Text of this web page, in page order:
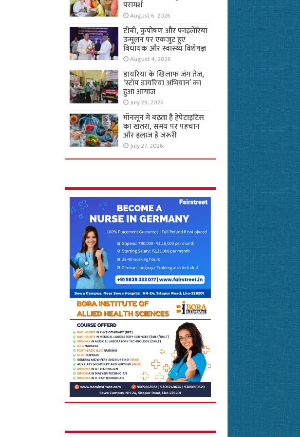
परामर्श
August 6, 2026
टीबी, कुपोषण और फाइलेरिया
उन्मूलन पर एकजुट हुए
विधायक और स्वास्थ्य विशेषज्ञ
August 4, 2026
डायरिया के खिलाफ जंग तेज,
‘स्टॉप डायरिया अभियान’ का
हुआ आगाज
July 29, 2026
मॉनसून में बढ़ता है हेपेटाइटिस
का खतरा, समय पर पहचान
और इलाज है जरूरी
July 27, 2026